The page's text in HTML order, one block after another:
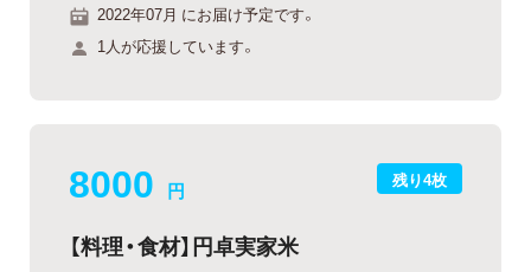
2022年07月 にお届け予定です。
1人が応援しています。
残り4枚
8000 円
【料理・食材】円卓実家米